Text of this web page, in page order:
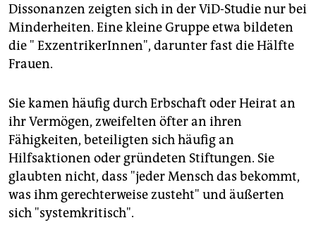
Dissonanzen zeigten sich in der ViD-Studie nur bei
Minderheiten. Eine kleine Gruppe etwa bildeten
die " ExzentrikerInnen", darunter fast die Hälfte
Frauen.
Sie kamen häufig durch Erbschaft oder Heirat an
ihr Vermögen, zweifelten öfter an ihren
Fähigkeiten, beteiligten sich häufig an
Hilfsaktionen oder gründeten Stiftungen. Sie
glaubten nicht, dass "jeder Mensch das bekommt,
was ihm gerechterweise zusteht" und äußerten
sich "systemkritisch".